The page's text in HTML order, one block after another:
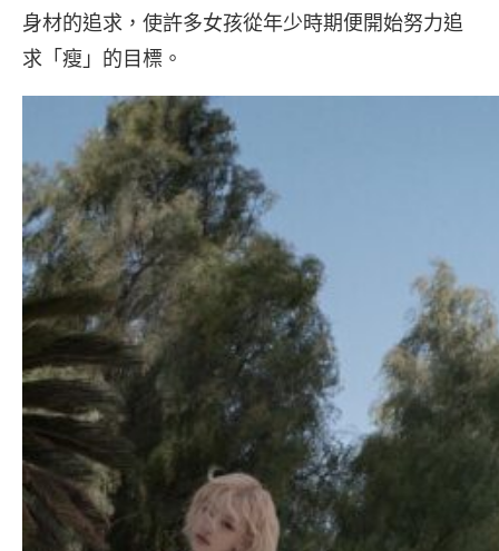
身材的追求，使許多女孩從年少時期便開始努力追
求「瘦」的目標。